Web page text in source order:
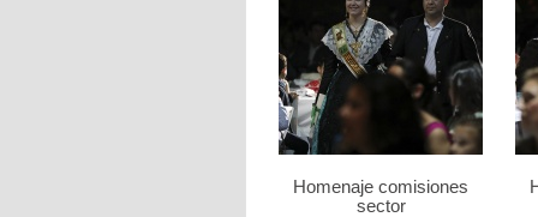
Homenaje comisiones
sector